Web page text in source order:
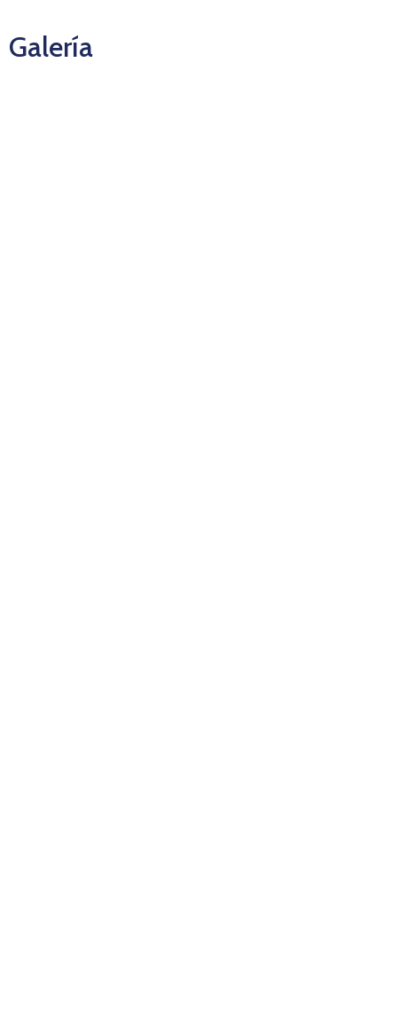
Galería